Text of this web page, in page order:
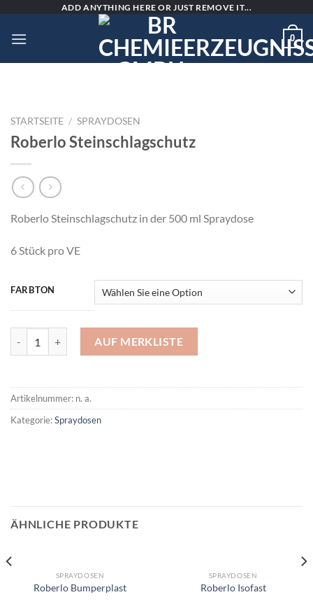
content
ADD ANYTHING HERE OR JUST REMOVE IT...
0
STARTSEITE / SPRAYDOSEN
Roberlo Steinschlagschutz
Roberlo Steinschlagschutz in der 500 ml Spraydose
6 Stück pro VE
FARBTON
AUF MERKLISTE
Artikelnummer: n. a.
Kategorie:Spraydosen
ÄHNLICHE PRODUKTE
SPRAYDOSEN
Roberlo Bumperplast
SPRAYDOSEN
Roberlo Isofast